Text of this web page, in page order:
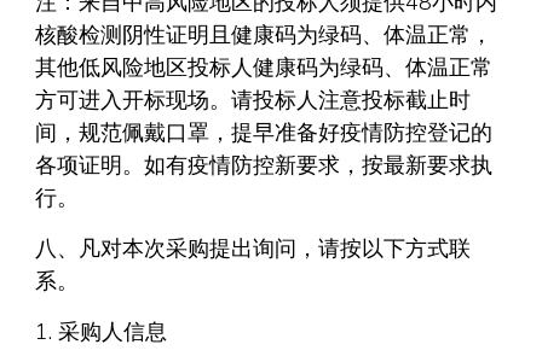
核酸检测阴性证明且健康码为绿码、体温正常，
其他低风险地区投标人健康码为绿码、体温正常
方可进入开标现场。请投标人注意投标截止时
间，规范佩戴口罩，提早准备好疫情防控登记的
各项证明。如有疫情防控新要求，按最新要求执
行。
八、凡对本次采购提出询问，请按以下方式联
系。
1. 采购人信息